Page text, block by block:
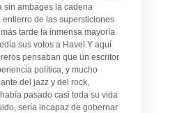
sin ambages la cadena
de las supersticiones
tarde la inmensa mayoría
sus votos a Havel.Y aquí
pensaban que un escritor
política, y mucho
del jazz y del rock,
pasado casi toda su vida
sería incapaz de gobernar